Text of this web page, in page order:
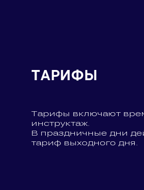
ТАРИФЫ
Тарифы включают
инструктаж.
В праздничные дни
тариф выходного дня.